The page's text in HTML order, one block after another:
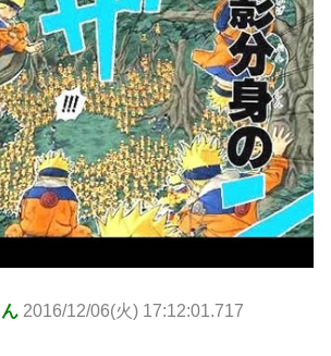
2016/12/06(火) 17:12:01.717